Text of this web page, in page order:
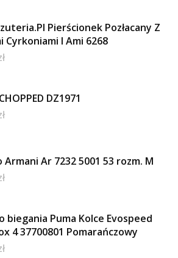
Pierścionek Pozłacany Z
Cyrkoniami I Ami 6268
DZ1971
Armani Ar 7232 5001 53 rozm. M
biegania Puma Kolce Evospeed
4 37700801 Pomarańczowy